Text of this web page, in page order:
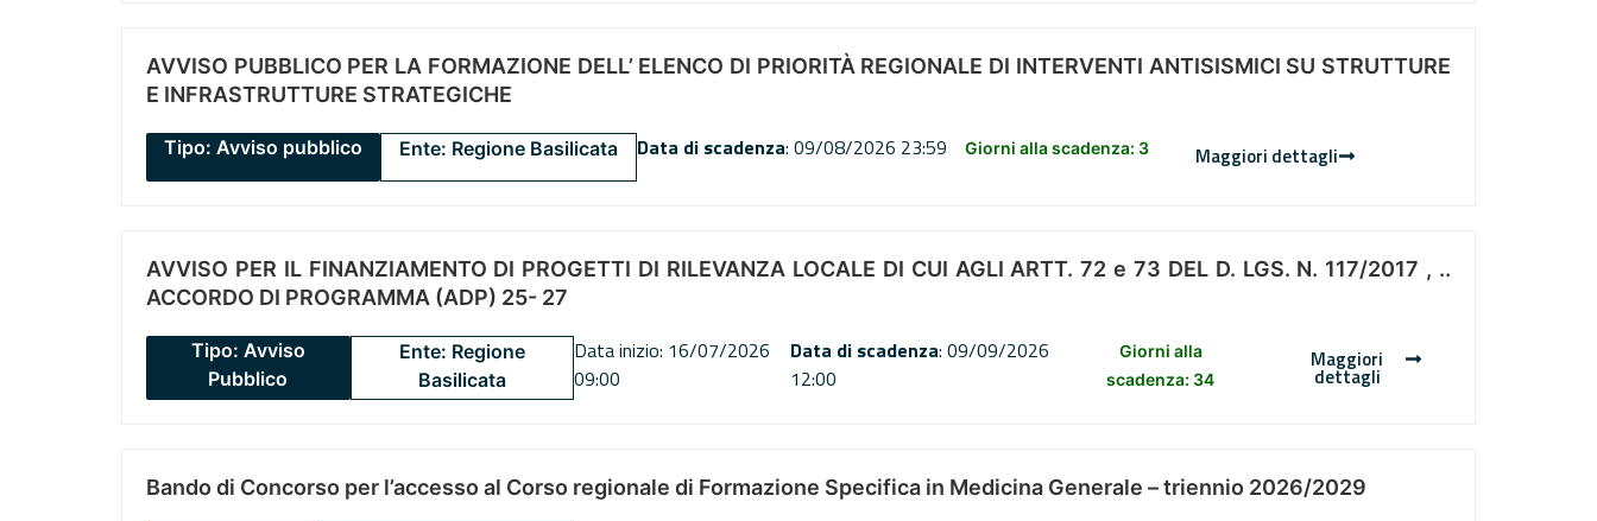
AVVISO PUBBLICO PER LA FORMAZIONE DELL’ ELENCO DI PRIORITÀ REGIONALE DI INTERVENTI ANTISISMICI SU STRUTTURE
E INFRASTRUTTURE STRATEGICHE
Tipo: Avviso pubblico Ente: Regione Basilicata Data di scadenza: 09/08/2026 23:59 Giorni alla scadenza: 3 Maggiori dettagli
AVVISO PER IL FINANZIAMENTO DI PROGETTI DI RILEVANZA LOCALE DI CUI AGLI ARTT. 72 e 73 DEL D. LGS. N. 117/2017 , ..
ACCORDO DI PROGRAMMA (ADP) 25- 27
Tipo: Avviso
Pubblico
Ente: Regione
Basilicata
Data inizio: 16/07/2026
09:00
Data di scadenza: 09/09/2026
12:00
Giorni alla
scadenza: 34
Maggiori
dettagli
Bando di Concorso per l’accesso al Corso regionale di Formazione Specifica in Medicina Generale – triennio 2026/2029